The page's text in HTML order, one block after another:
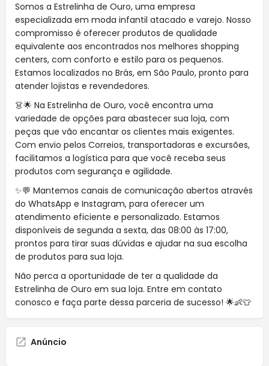
Somos a Estrelinha de Ouro, uma empresa
especializada em moda infantil atacado e varejo. Nosso
compromisso é oferecer produtos de qualidade
equivalente aos encontrados nos melhores shopping
centers, com conforto e estilo para os pequenos.
Estamos localizados no Brás, em São Paulo, pronto para
atender lojistas e revendedores.
👗🌟 Na Estrelinha de Ouro, você encontra uma
variedade de opções para abastecer sua loja, com
peças que vão encantar os clientes mais exigentes.
Com envio pelos Correios, transportadoras e excursões,
facilitamos a logística para que você receba seus
produtos com segurança e agilidade.
✨💬 Mantemos canais de comunicação abertos através
do WhatsApp e Instagram, para oferecer um
atendimento eficiente e personalizado. Estamos
disponíveis de segunda a sexta, das 08:00 às 17:00,
prontos para tirar suas dúvidas e ajudar na sua escolha
de produtos para sua loja.
Não perca a oportunidade de ter a qualidade da
Estrelinha de Ouro em sua loja. Entre em contato
conosco e faça parte dessa parceria de sucesso! 🌟👶👕
Anúncio